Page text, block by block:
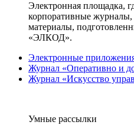
Электронная площадка,
корпоративные
материалы,
«ЭЛКОД».
Электронные
Журнал «Оперативно и
Журнал «Искусство
Умные рассылки